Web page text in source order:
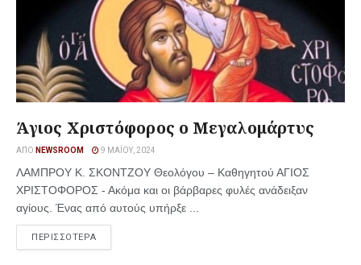
Άγιος Χριστόφορος ο Μεγαλομάρτυς
ΑΠΌ NEWSROOM 9 ΜΑΪ́ΟΥ, 2024
ΛΑΜΠΡΟΥ Κ. ΣΚΟΝΤΖΟΥ Θεολόγου – Καθηγητού ΑΓΙΟΣ
ΧΡΙΣΤΟΦΟΡΟΣ - Ακόμα και οι βάρβαρες φυλές ανάδειξαν
αγίους. Ένας από αυτούς υπήρξε ...
ΠΕΡΙΣΣΟΤΕΡΑ